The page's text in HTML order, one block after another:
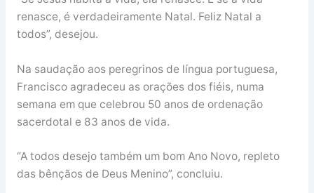
renasce, é verdadeiramente Natal. Feliz Natal a
todos”, desejou.
Na saudação aos peregrinos de língua portuguesa,
Francisco agradeceu as orações dos fiéis, numa
semana em que celebrou 50 anos de ordenação
sacerdotal e 83 anos de vida.
“A todos desejo também um bom Ano Novo, repleto
das bênçãos de Deus Menino”, concluiu.